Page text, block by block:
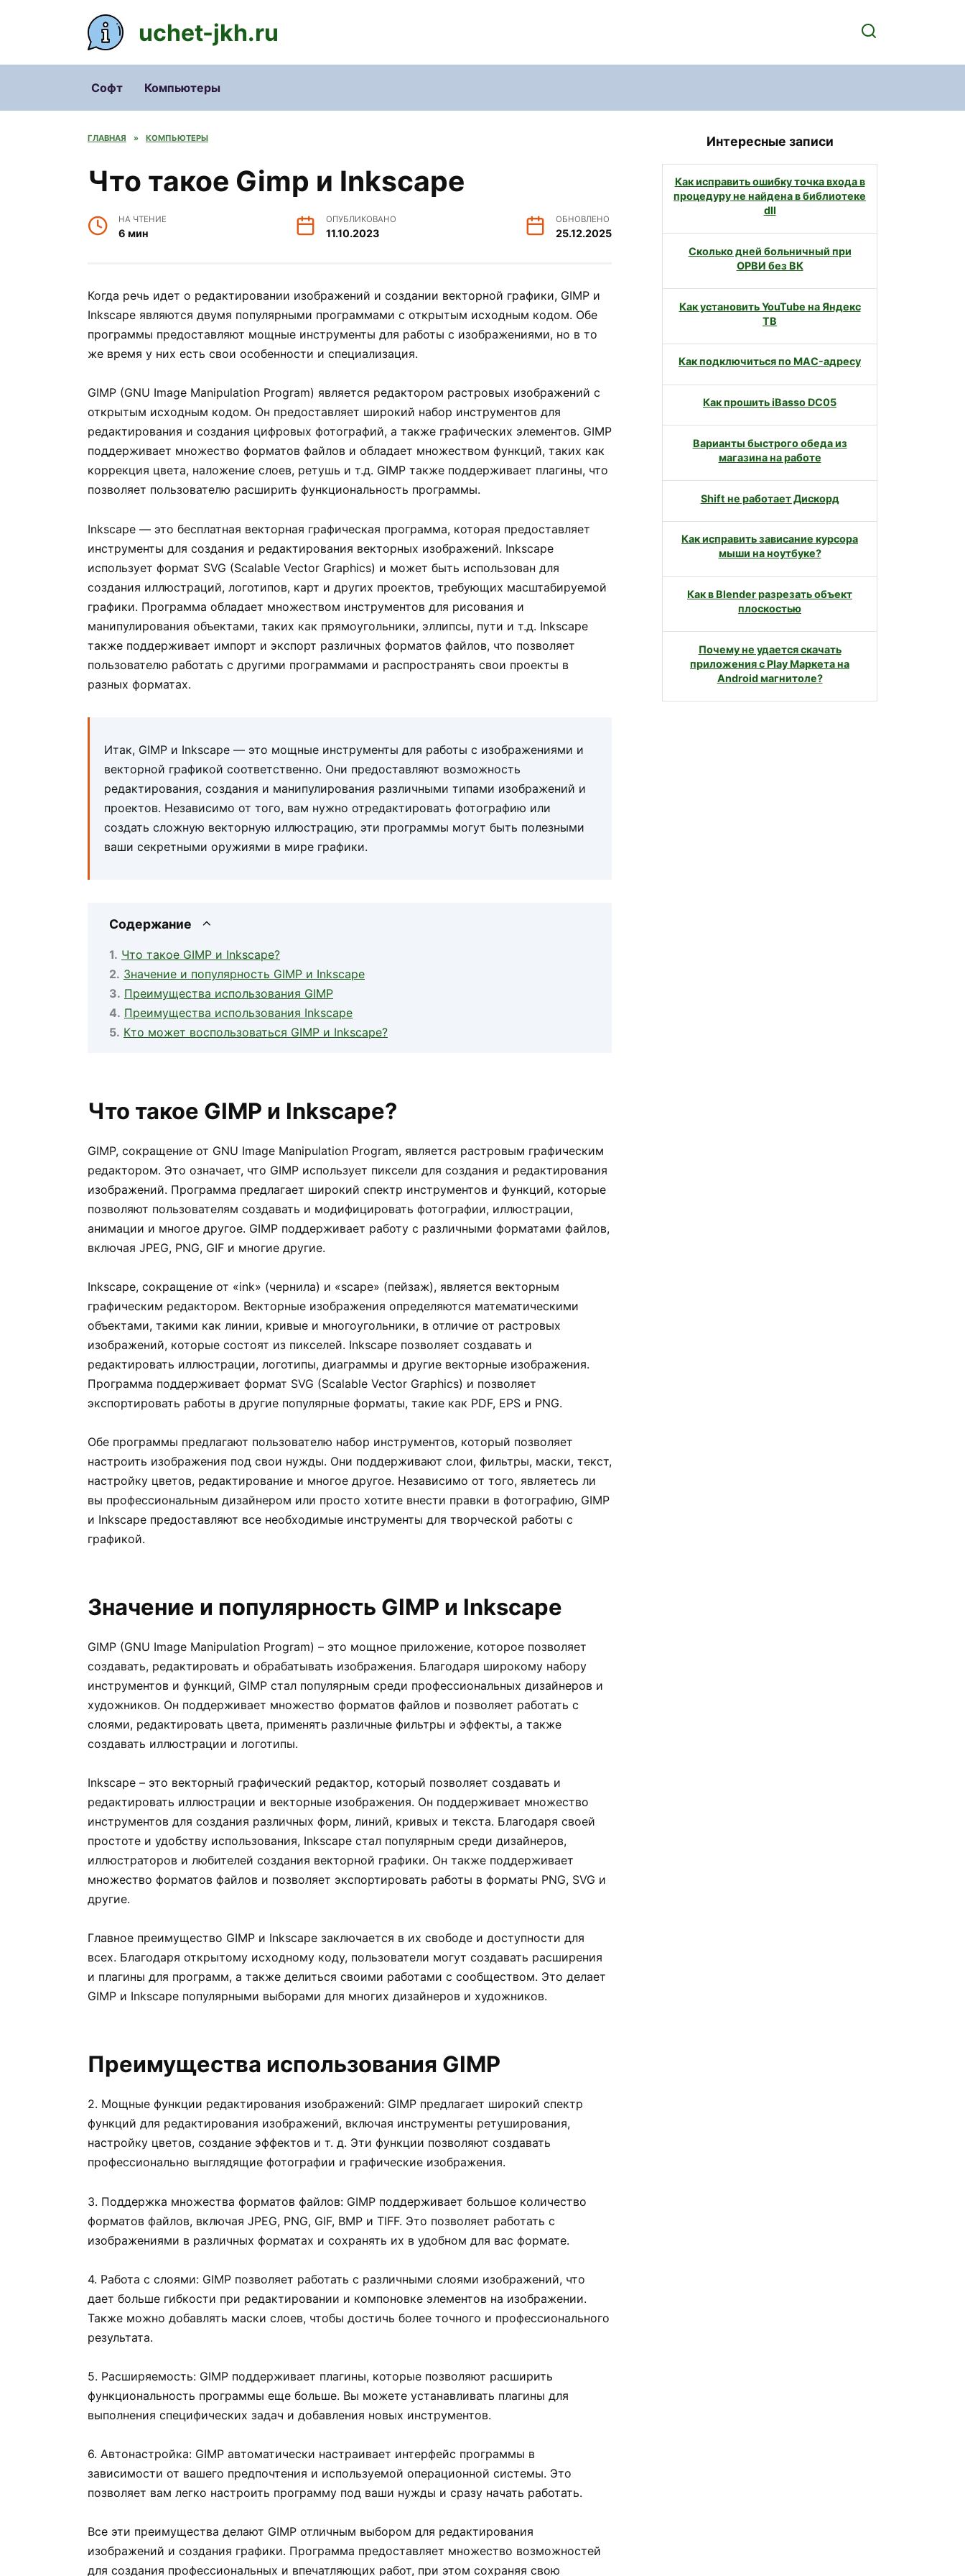
uchet-jkh.ru
Софт Компьютеры
ГЛАВНАЯ » КОМПЬЮТЕРЫ
Что такое Gimp и Inkscape
НА ЧТЕНИЕ
6 мин
ОПУБЛИКОВАНО
11.10.2023
ОБНОВЛЕНО
25.12.2025
Когда речь идет о редактировании изображений и создании векторной графики, GIMP и
Inkscape являются двумя популярными программами с открытым исходным кодом. Обе
программы предоставляют мощные инструменты для работы с изображениями, но в то
же время у них есть свои особенности и специализация.
GIMP (GNU Image Manipulation Program) является редактором растровых изображений с
открытым исходным кодом. Он предоставляет широкий набор инструментов для
редактирования и создания цифровых фотографий, а также графических элементов. GIMP
поддерживает множество форматов файлов и обладает множеством функций, таких как
коррекция цвета, наложение слоев, ретушь и т.д. GIMP также поддерживает плагины, что
позволяет пользователю расширить функциональность программы.
Inkscape — это бесплатная векторная графическая программа, которая предоставляет
инструменты для создания и редактирования векторных изображений. Inkscape
использует формат SVG (Scalable Vector Graphics) и может быть использован для
создания иллюстраций, логотипов, карт и других проектов, требующих масштабируемой
графики. Программа обладает множеством инструментов для рисования и
манипулирования объектами, таких как прямоугольники, эллипсы, пути и т.д. Inkscape
также поддерживает импорт и экспорт различных форматов файлов, что позволяет
пользователю работать с другими программами и распространять свои проекты в
разных форматах.
Итак, GIMP и Inkscape — это мощные инструменты для работы с изображениями и
векторной графикой соответственно. Они предоставляют возможность
редактирования, создания и манипулирования различными типами изображений и
проектов. Независимо от того, вам нужно отредактировать фотографию или
создать сложную векторную иллюстрацию, эти программы могут быть полезными
ваши секретными оружиями в мире графики.
Содержание
Что такое GIMP и Inkscape?
Значение и популярность GIMP и Inkscape
Преимущества использования GIMP
Преимущества использования Inkscape
Кто может воспользоваться GIMP и Inkscape?
Что такое GIMP и Inkscape?
GIMP, сокращение от GNU Image Manipulation Program, является растровым графическим
редактором. Это означает, что GIMP использует пиксели для создания и редактирования
изображений. Программа предлагает широкий спектр инструментов и функций, которые
позволяют пользователям создавать и модифицировать фотографии, иллюстрации,
анимации и многое другое. GIMP поддерживает работу с различными форматами файлов,
включая JPEG, PNG, GIF и многие другие.
Inkscape, сокращение от «ink» (чернила) и «scape» (пейзаж), является векторным
графическим редактором. Векторные изображения определяются математическими
объектами, такими как линии, кривые и многоугольники, в отличие от растровых
изображений, которые состоят из пикселей. Inkscape позволяет создавать и
редактировать иллюстрации, логотипы, диаграммы и другие векторные изображения.
Программа поддерживает формат SVG (Scalable Vector Graphics) и позволяет
экспортировать работы в другие популярные форматы, такие как PDF, EPS и PNG.
Обе программы предлагают пользователю набор инструментов, который позволяет
настроить изображения под свои нужды. Они поддерживают слои, фильтры, маски, текст,
настройку цветов, редактирование и многое другое. Независимо от того, являетесь ли
вы профессиональным дизайнером или просто хотите внести правки в фотографию, GIMP
и Inkscape предоставляют все необходимые инструменты для творческой работы с
графикой.
Значение и популярность GIMP и Inkscape
GIMP (GNU Image Manipulation Program) – это мощное приложение, которое позволяет
создавать, редактировать и обрабатывать изображения. Благодаря широкому набору
инструментов и функций, GIMP стал популярным среди профессиональных дизайнеров и
художников. Он поддерживает множество форматов файлов и позволяет работать с
слоями, редактировать цвета, применять различные фильтры и эффекты, а также
создавать иллюстрации и логотипы.
Inkscape – это векторный графический редактор, который позволяет создавать и
редактировать иллюстрации и векторные изображения. Он поддерживает множество
инструментов для создания различных форм, линий, кривых и текста. Благодаря своей
простоте и удобству использования, Inkscape стал популярным среди дизайнеров,
иллюстраторов и любителей создания векторной графики. Он также поддерживает
множество форматов файлов и позволяет экспортировать работы в форматы PNG, SVG и
другие.
Главное преимущество GIMP и Inkscape заключается в их свободе и доступности для
всех. Благодаря открытому исходному коду, пользователи могут создавать расширения
и плагины для программ, а также делиться своими работами с сообществом. Это делает
GIMP и Inkscape популярными выборами для многих дизайнеров и художников.
Преимущества использования GIMP
2. Мощные функции редактирования изображений: GIMP предлагает широкий спектр
функций для редактирования изображений, включая инструменты ретуширования,
настройку цветов, создание эффектов и т. д. Эти функции позволяют создавать
профессионально выглядящие фотографии и графические изображения.
3. Поддержка множества форматов файлов: GIMP поддерживает большое количество
форматов файлов, включая JPEG, PNG, GIF, BMP и TIFF. Это позволяет работать с
изображениями в различных форматах и сохранять их в удобном для вас формате.
4. Работа с слоями: GIMP позволяет работать с различными слоями изображений, что
дает больше гибкости при редактировании и компоновке элементов на изображении.
Также можно добавлять маски слоев, чтобы достичь более точного и профессионального
результата.
5. Расширяемость: GIMP поддерживает плагины, которые позволяют расширить
функциональность программы еще больше. Вы можете устанавливать плагины для
выполнения специфических задач и добавления новых инструментов.
6. Автонастройка: GIMP автоматически настраивает интерфейс программы в
зависимости от вашего предпочтения и используемой операционной системы. Это
позволяет вам легко настроить программу под ваши нужды и сразу начать работать.
Все эти преимущества делают GIMP отличным выбором для редактирования
изображений и создания графики. Программа предоставляет множество возможностей
для создания профессиональных и впечатляющих работ, при этом сохраняя свою
Интересные записи
Как исправить ошибку точка входа в
процедуру не найдена в библиотеке
dll
Сколько дней больничный при
ОРВИ без ВК
Как установить YouTube на Яндекс
ТВ
Как подключиться по MAC-адресу
Как прошить iBasso DC05
Варианты быстрого обеда из
магазина на работе
Shift не работает Дискорд
Как исправить зависание курсора
мыши на ноутбуке?
Как в Blender разрезать объект
плоскостью
Почему не удается скачать
приложения с Play Маркета на
Android магнитоле?